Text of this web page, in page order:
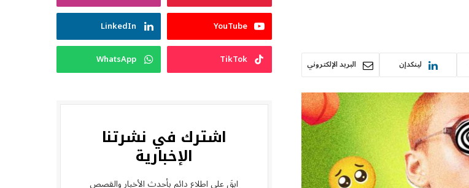
لينكدإن البريد الإلكتروني
YouTube
LinkedIn
TikTok
WhatsApp
اشترك في نشرتنا
الإخبارية
ابقَ على اطلاع دائم بأحدث الأخبار والقصص